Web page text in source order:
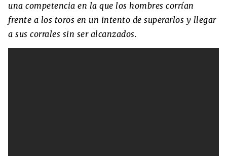
una competencia en la que los hombres corrían
frente a los toros en un intento de superarlos y llegar
a sus corrales sin ser alcanzados.